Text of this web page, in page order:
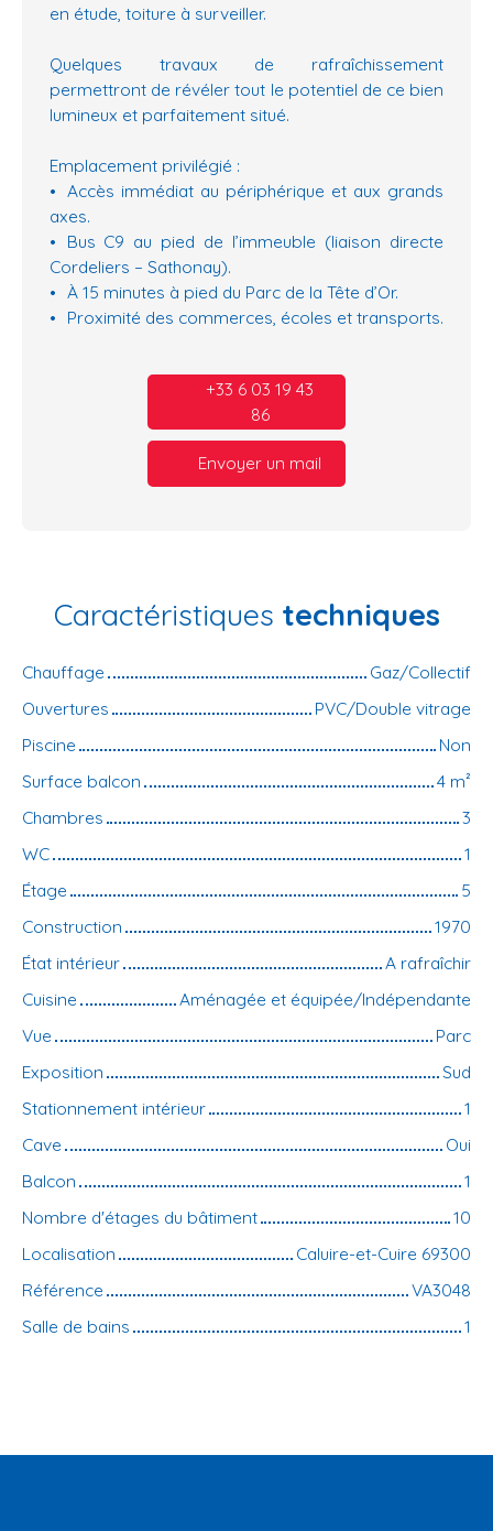
en étude, toiture à surveiller.
Quelques travaux de rafraîchissement
permettront de révéler tout le potentiel de ce bien
lumineux et parfaitement situé.
Emplacement privilégié :
Accès immédiat au périphérique et aux grands
axes.
Bus C9 au pied de l’immeuble (liaison directe
Cordeliers – Sathonay).
À 15 minutes à pied du Parc de la Tête d’Or.
Proximité des commerces, écoles et transports.
+33 6 03 19 43
86
Envoyer un mail
Caractéristiques techniques
Chauffage
Gaz/Collectif
Ouvertures
PVC/Double vitrage
Piscine
Non
Surface balcon
4 m²
Chambres
3
WC
1
Étage
5
Construction
1970
État intérieur
A rafraîchir
Cuisine
Aménagée et équipée/Indépendante
Vue
Parc
Exposition
Sud
Stationnement intérieur
1
Cave
Oui
Balcon
1
Nombre d'étages du bâtiment
10
Localisation
Caluire-et-Cuire 69300
Référence
VA3048
Salle de bains
1